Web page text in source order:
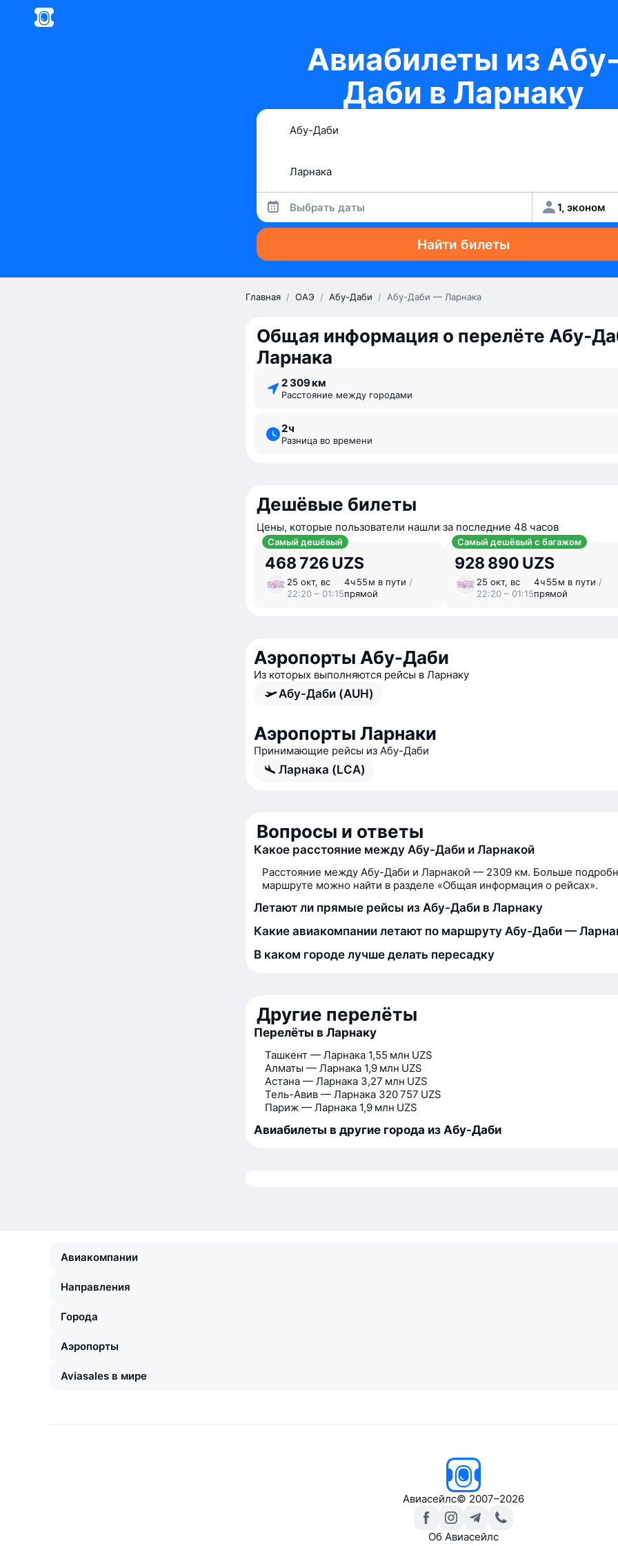
Авиабилеты из
Даби в Ларнаку
Выбрать даты 1, эконом
Найти билеты
Главная / ОАЭ / Абу-Даби / Абу-Даби — Ларнака
Общая информация о перелёте
Ларнака
2 309 км
Расстояние между городами
2 ⁠ч
Разница во времени
Дешёвые билеты
Цены, которые пользователи нашли за последние 48 часов
Самый дешёвый
468 726 UZS
25 окт, вс
22:20 – 01:15
4 ⁠ч 55 ⁠м в пути /
прямой
Самый дешёвый с багажом
928 890 UZS
25 окт, вс
22:20 – 01:15
4 ⁠ч 55 ⁠м в пути /
прямой
Аэропорты Абу-Даби
Из которых выполняются рейсы в Ларнаку
Абу-Даби (AUH)
Аэропорты Ларнаки
Принимающие рейсы из Абу-Даби
Ларнака (LCA)
Вопросы и ответы
Какое расстояние между Абу-Даби и Ларнакой
Расстояние между Абу-Даби и Ларнакой — 2309 км. Больше
маршруте можно найти в разделе «Общая информация о рейсах».
Летают ли прямые рейсы из Абу-Даби в Ларнаку
Какие авиакомпании летают по маршруту Абу-Даби —
В каком городе лучше делать пересадку
Другие перелёты
Перелёты в Ларнаку
Ташкент — Ларнака 1,55 млн UZS
Алматы — Ларнака 1,9 млн UZS
Астана — Ларнака 3,27 млн UZS
Тель-Авив — Ларнака 320 757 UZS
Париж — Ларнака 1,9 млн UZS
Авиабилеты в другие города из Абу-Даби
Авиакомпании
Направления
Города
Аэропорты
Aviasales в мире
Авиасейлс© 2007–2026
Об Авиасейлс